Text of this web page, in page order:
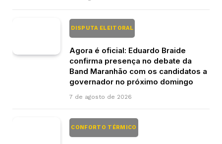
DISPUTA ELEITORAL
Agora é oficial: Eduardo Braide
confirma presença no debate da
Band Maranhão com os candidatos a
governador no próximo domingo
7 de agosto de 2026
CONFORTO TÉRMICO